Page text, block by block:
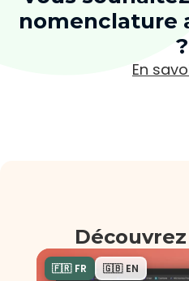
nomenclature
?
En
🇫🇷 FR 🇬🇧 EN